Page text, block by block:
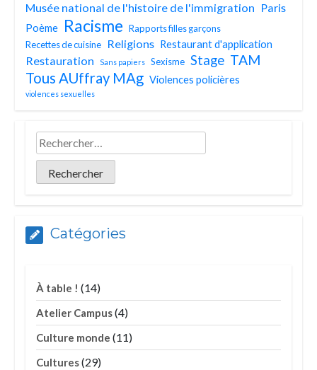
Musée national de l'histoire de l'immigration Paris
Poème Racisme Rapports filles garçons
Recettes de cuisine
Religions Restaurant d'application
Restauration Sans papiers Sexisme Stage TAM
Tous AUffray MAg Violences policières
violences sexuelles
Catégories
À table ! (14)
Atelier Campus(4)
Culture monde (11)
Cultures(29)